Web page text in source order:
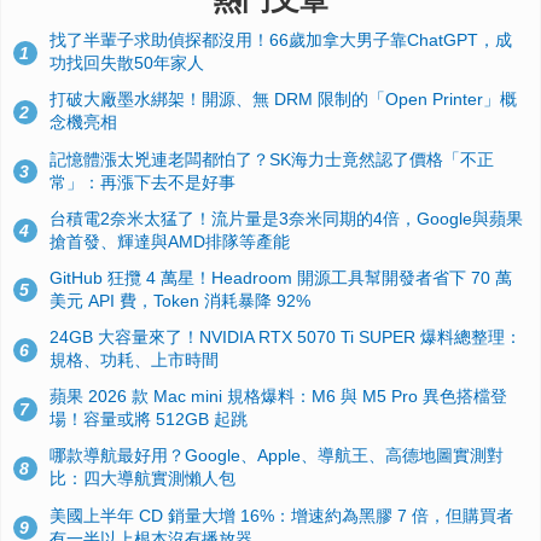
1
找了半輩子求助偵探都沒用！66歲加拿大男子靠ChatGPT，成
功找回失散50年家人
2
打破大廠墨水綁架！開源、無 DRM 限制的「Open Printer」概
念機亮相
3
記憶體漲太兇連老闆都怕了？SK海力士竟然認了價格「不正
常」：再漲下去不是好事
4
台積電2奈米太猛了！流片量是3奈米同期的4倍，Google與蘋果
搶首發、輝達與AMD排隊等產能
5
GitHub 狂攬 4 萬星！Headroom 開源工具幫開發者省下 70 萬
美元 API 費，Token 消耗暴降 92%
6
24GB 大容量來了！NVIDIA RTX 5070 Ti SUPER 爆料總整理：
規格、功耗、上市時間
7
蘋果 2026 款 Mac mini 規格爆料：M6 與 M5 Pro 異色搭檔登
場！容量或將 512GB 起跳
8
哪款導航最好用？Google、Apple、導航王、高德地圖實測對
比：四大導航實測懶人包
9
美國上半年 CD 銷量大增 16%：增速約為黑膠 7 倍，但購買者